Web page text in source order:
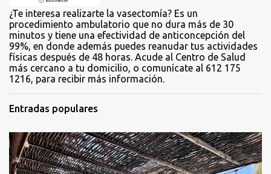
¿Te interesa realizarte la vasectomía? Es un
procedimiento ambulatorio que no dura más de 30
minutos y tiene una efectividad de anticoncepción del
99%, en donde además puedes reanudar tus actividades
físicas después de 48 horas. Acude al Centro de Salud
más cercano a tu domicilio, o comunícate al 612 175
1216, para recibir más información.
Entradas populares